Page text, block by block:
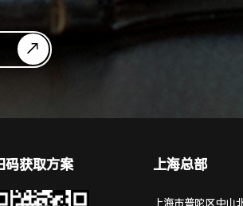
码获取方案 上海总部